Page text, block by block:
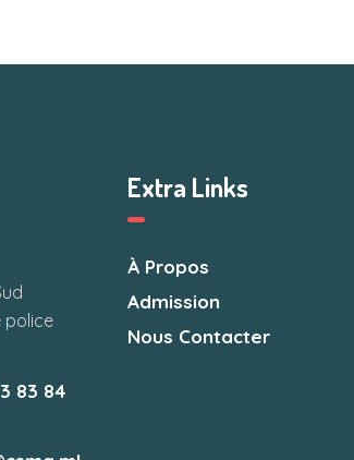
police
83 84
Extra Links
À Propos
Admission
Nous Contacter